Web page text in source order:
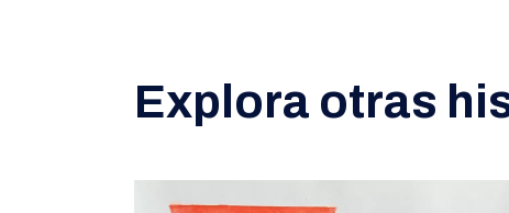
Explora otras